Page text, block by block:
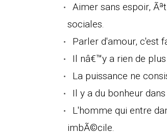
Aimer sans espoir,
sociales.
Parler d'amour, c'est
Il nâ€™y a rien de
La puissance ne
Il y a du bonheur
L'homme qui entre
imbÃ©cile.